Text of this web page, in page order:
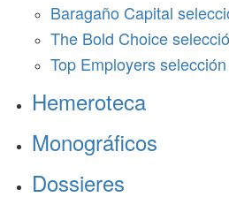
Baragaño Capital
The Bold Choice
Top Employers
Hemeroteca
Monográficos
Dossieres